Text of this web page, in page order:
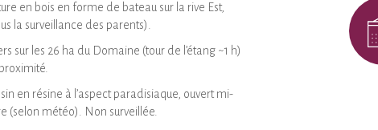
en bois en forme de bateau sur la rive Est,
la surveillance des parents).
sur les 26 ha du Domaine (tour de l’étang ~1 h)
en résine à l’aspect paradisiaque, ouvert mi-
(selon météo). Non surveillée.